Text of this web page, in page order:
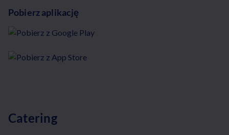
Pobierz aplikację
Catering